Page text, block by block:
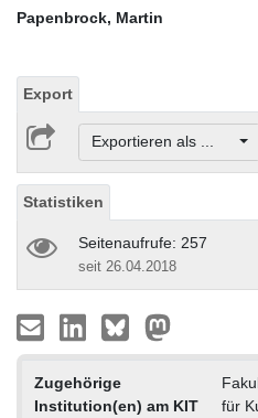
Papenbrock, Martin
Export
Exportieren als ...
Statistiken
Seitenaufrufe: 257
seit 26.04.2018
Zugehörige
Institution(en) am KIT
für